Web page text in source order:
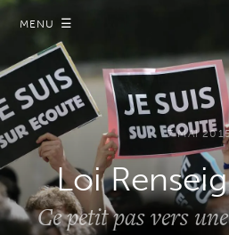
MENU ☰
7 MAI
Loi
Ce petit pas vers